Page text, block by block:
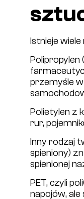
Istnieje
Polipropylen
przemyśle
Polietylen z
rur,
Inny rodzaj
spieniony)
spienionej
PET, czyli
napojów,